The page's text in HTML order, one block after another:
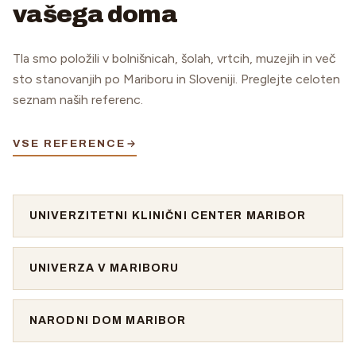
vašega doma
Tla smo položili v bolnišnicah, šolah, vrtcih, muzejih in več
sto stanovanjih po Mariboru in Sloveniji. Preglejte celoten
seznam naših referenc.
VSE REFERENCE
UNIVERZITETNI KLINIČNI CENTER MARIBOR
UNIVERZA V MARIBORU
NARODNI DOM MARIBOR